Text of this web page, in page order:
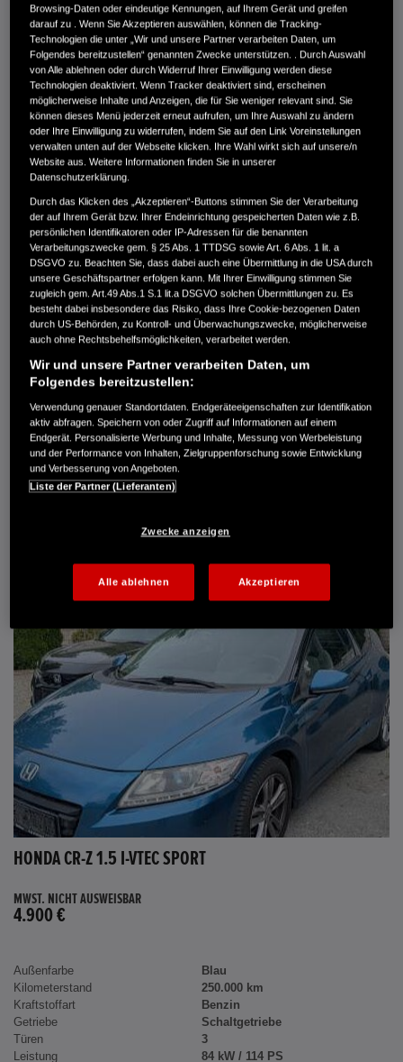
MWST. NICHT AUSWEISBAR
3.900 €
Außenfarbe
crystal black pearl
Kilometerstand
166.000 km
Kraftstoffart
Super
Getriebe
Automatik
Türen
5
Leistung
61 kW / 83 PS
Hubraum
1.339 cm³
Erstzulassung
10.2007
Bauart
Limousine
AUTO HARKE GMBH
Randersweide 59-63
21035 Hamburg
+49 40 735 935 0
DETAILS
HONDA CR-Z 1.5 I-VTEC SPORT
MWST. NICHT AUSWEISBAR
4.900 €
Außenfarbe
Blau
Kilometerstand
250.000 km
Kraftstoffart
Benzin
Getriebe
Schaltgetriebe
Türen
3
Leistung
84 kW / 114 PS
Browsing-Daten oder eindeutige Kennungen, auf Ihrem Gerät und greifen
darauf zu . Wenn Sie Akzeptieren auswählen, können die Tracking-
Technologien die unter „Wir und unsere Partner verarbeiten Daten, um
Folgendes bereitzustellen“ genannten Zwecke unterstützen. . Durch Auswahl
von Alle ablehnen oder durch Widerruf Ihrer Einwilligung werden diese
Technologien deaktiviert. Wenn Tracker deaktiviert sind, erscheinen
möglicherweise Inhalte und Anzeigen, die für Sie weniger relevant sind. Sie
können dieses Menü jederzeit erneut aufrufen, um Ihre Auswahl zu ändern
oder Ihre Einwilligung zu widerrufen, indem Sie auf den Link Voreinstellungen
verwalten unten auf der Webseite klicken. Ihre Wahl wirkt sich auf unsere/n
Website aus. Weitere Informationen finden Sie in unserer
Datenschutzerklärung.
Durch das Klicken des „Akzeptieren“-Buttons stimmen Sie der Verarbeitung
der auf Ihrem Gerät bzw. Ihrer Endeinrichtung gespeicherten Daten wie z.B.
persönlichen Identifikatoren oder IP-Adressen für die benannten
Verarbeitungszwecke gem. § 25 Abs. 1 TTDSG sowie Art. 6 Abs. 1 lit. a
DSGVO zu. Beachten Sie, dass dabei auch eine Übermittlung in die USA durch
unsere Geschäftspartner erfolgen kann. Mit Ihrer Einwilligung stimmen Sie
zugleich gem. Art.49 Abs.1 S.1 lit.a DSGVO solchen Übermittlungen zu. Es
besteht dabei insbesondere das Risiko, dass Ihre Cookie-bezogenen Daten
durch US-Behörden, zu Kontroll- und Überwachungszwecke, möglicherweise
auch ohne Rechtsbehelfsmöglichkeiten, verarbeitet werden.
Wir und unsere Partner verarbeiten Daten, um
Folgendes bereitzustellen:
Verwendung genauer Standortdaten. Endgeräteeigenschaften zur Identifikation
aktiv abfragen. Speichern von oder Zugriff auf Informationen auf einem
Endgerät. Personalisierte Werbung und Inhalte, Messung von Werbeleistung
und der Performance von Inhalten, Zielgruppenforschung sowie Entwicklung
und Verbesserung von Angeboten.
Liste der Partner (Lieferanten)
Zwecke anzeigen
Alle ablehnen Akzeptieren